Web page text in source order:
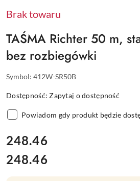
Brak towaru
TAŚMA Richter 50 m,
bez rozbiegówki
Symbol: 412W-SR50B
Dostępność:Zapytaj o dostępność
Powiadom gdy produkt będzie
cena:
248.46
Cena:
248.46